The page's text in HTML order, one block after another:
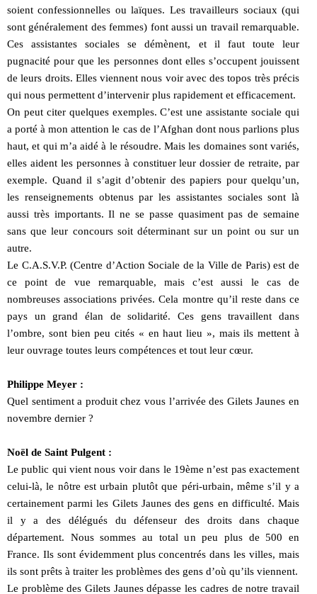
soient confessionnelles ou laïques. Les travailleurs sociaux (qui
sont généralement des femmes) font aussi un travail remarquable.
Ces assistantes sociales se démènent, et il faut toute leur
pugnacité pour que les personnes dont elles s’occupent jouissent
de leurs droits. Elles viennent nous voir avec des topos très précis
qui nous permettent d’intervenir plus rapidement et efficacement.
On peut citer quelques exemples. C’est une assistante sociale qui
a porté à mon attention le cas de l’Afghan dont nous parlions plus
haut, et qui m’a aidé à le résoudre. Mais les domaines sont variés,
elles aident les personnes à constituer leur dossier de retraite, par
exemple. Quand il s’agit d’obtenir des papiers pour quelqu’un,
les renseignements obtenus par les assistantes sociales sont là
aussi très importants. Il ne se passe quasiment pas de semaine
sans que leur concours soit déterminant sur un point ou sur un
autre.
Le C.A.S.V.P. (Centre d’Action Sociale de la Ville de Paris) est de
ce point de vue remarquable, mais c’est aussi le cas de
nombreuses associations privées. Cela montre qu’il reste dans ce
pays un grand élan de solidarité. Ces gens travaillent dans
l’ombre, sont bien peu cités « en haut lieu », mais ils mettent à
leur ouvrage toutes leurs compétences et tout leur cœur.
Philippe Meyer :
Quel sentiment a produit chez vous l’arrivée des Gilets Jaunes en
novembre dernier ?
Noël de Saint Pulgent :
Le public qui vient nous voir dans le 19ème n’est pas exactement
celui-là, le nôtre est urbain plutôt que péri-urbain, même s’il y a
certainement parmi les Gilets Jaunes des gens en difficulté. Mais
il y a des délégués du défenseur des droits dans chaque
département. Nous sommes au total un peu plus de 500 en
France. Ils sont évidemment plus concentrés dans les villes, mais
ils sont prêts à traiter les problèmes des gens d’où qu’ils viennent.
Le problème des Gilets Jaunes dépasse les cadres de notre travail